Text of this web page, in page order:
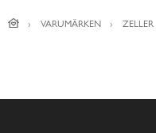
VARUMÄRKEN ZELLER